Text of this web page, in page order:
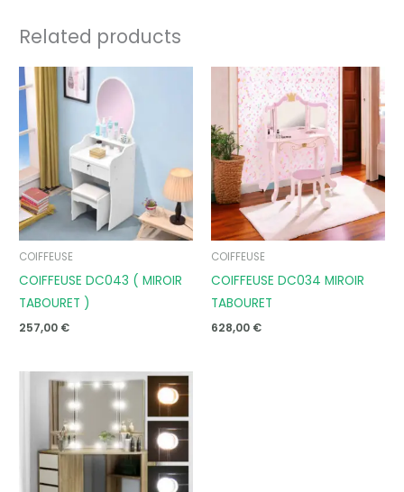
Related products
COIFFEUSE
COIFFEUSE DC043 ( MIROIR
TABOURET )
257,00 €
COIFFEUSE
COIFFEUSE DC034 MIROIR
TABOURET
628,00 €